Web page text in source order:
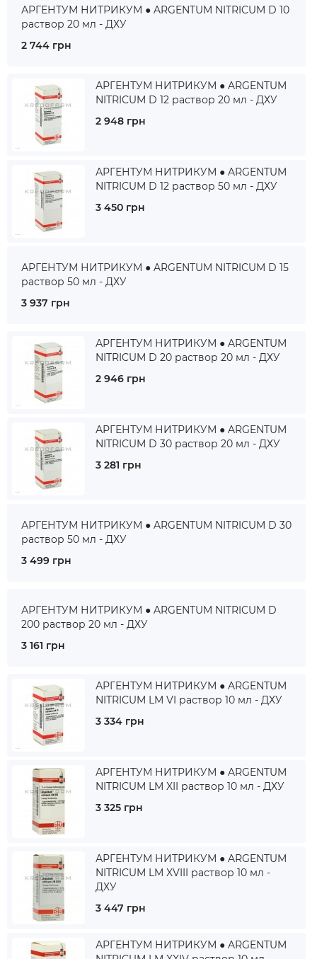
АРГЕНТУМ НИТРИКУМ ● ARGENTUM NITRICUM D 10
раствор 20 мл - ДХУ
2 744 грн
АРГЕНТУМ НИТРИКУМ ● ARGENTUM
NITRICUM D 12 раствор 20 мл - ДХУ
2 948 грн
АРГЕНТУМ НИТРИКУМ ● ARGENTUM
NITRICUM D 12 раствор 50 мл - ДХУ
3 450 грн
АРГЕНТУМ НИТРИКУМ ● ARGENTUM NITRICUM D 15
раствор 50 мл - ДХУ
3 937 грн
АРГЕНТУМ НИТРИКУМ ● ARGENTUM
NITRICUM D 20 раствор 20 мл - ДХУ
2 946 грн
АРГЕНТУМ НИТРИКУМ ● ARGENTUM
NITRICUM D 30 раствор 20 мл - ДХУ
3 281 грн
АРГЕНТУМ НИТРИКУМ ● ARGENTUM NITRICUM D 30
раствор 50 мл - ДХУ
3 499 грн
АРГЕНТУМ НИТРИКУМ ● ARGENTUM NITRICUM D
200 раствор 20 мл - ДХУ
3 161 грн
АРГЕНТУМ НИТРИКУМ ● ARGENTUM
NITRICUM LM VI раствор 10 мл - ДХУ
3 334 грн
АРГЕНТУМ НИТРИКУМ ● ARGENTUM
NITRICUM LM XII раствор 10 мл - ДХУ
3 325 грн
АРГЕНТУМ НИТРИКУМ ● ARGENTUM
NITRICUM LM XVIII раствор 10 мл -
ДХУ
3 447 грн
АРГЕНТУМ НИТРИКУМ ● ARGENTUM